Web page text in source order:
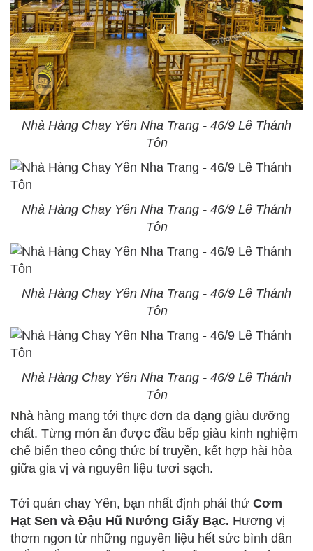
Nhà Hàng Chay Yên Nha Trang - 46/9 Lê Thánh
Tôn
Nhà Hàng Chay Yên Nha Trang - 46/9 Lê Thánh
Tôn
Nhà Hàng Chay Yên Nha Trang - 46/9 Lê Thánh
Tôn
Nhà Hàng Chay Yên Nha Trang - 46/9 Lê Thánh
Tôn
Nhà hàng mang tới thực đơn đa dạng giàu dưỡng
chất. Từng món ăn được đầu bếp giàu kinh nghiệm
chế biến theo công thức bí truyền, kết hợp hài hòa
giữa gia vị và nguyên liệu tươi sạch.
Tới quán chay Yên, bạn nhất định phải thử Cơm
Hạt Sen và Đậu Hũ Nướng Giấy Bạc. Hương vị
thơm ngon từ những nguyên liệu hết sức bình dân